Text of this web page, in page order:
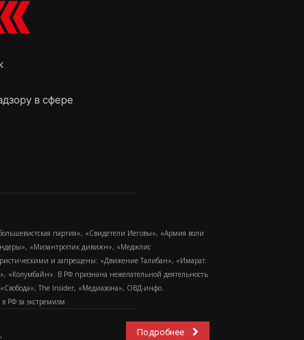
в сфере
партия», «Свидетели Иеговы», «Армия воли
«Мизантропик дивижн», «Меджлис
и запрещены: «Движение Талибан», «Имарат
«Колумбайн». В РФ признана нежелательной деятельность
The Insider, «Медиазона», ОВД-инфо.
за экстремизм.
Подробнее